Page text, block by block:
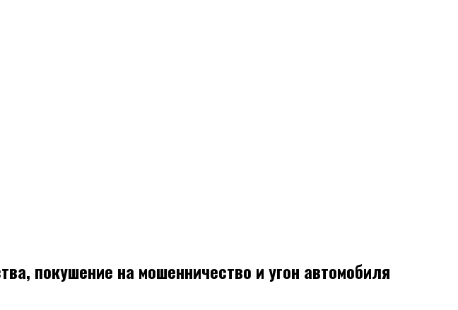
покушение на мошенничество и угон автомобиля